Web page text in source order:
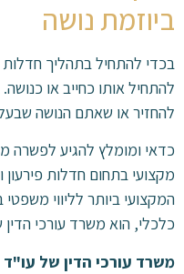
ביוזמת נושה
בכדי להתחיל בתהליך חדלות
להתחיל אותו כחייב או
להחזיר או שאתם הנושה
כדאי ומומלץ להגיע לפשרה
מקצועי בתחום חדלות פירעון
המקצועי ביותר לליווי
כלכלי, הוא משרד עורכי
משרד עורכי הדין של